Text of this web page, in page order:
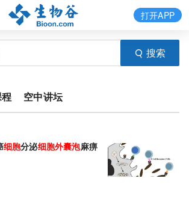
搜索
打开APP
空中讲坛
细胞分泌细胞外囊泡麻痹免疫细胞